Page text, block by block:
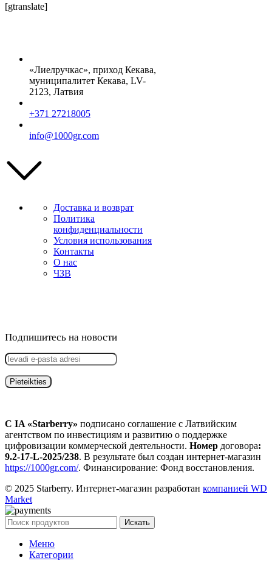
[gtranslate]
«Лиелручкас», приход Кекава,
муниципалитет Кекава, LV-
2123, Латвия
+371 27218005
info@1000gr.com
Доставка и возврат
Политика
конфиденциальности
Условия использования
Контакты
О нас
ЧЗВ
Подпишитесь на новости
С IA «Starberry» подписано соглашение с Латвийским
агентством по инвестициям и развитию о поддержке
цифровизации коммерческой деятельности. Номер договора:
9.2-17-L-2025/238. В результате был создан интернет-магазин
https://1000gr.com/. Финансирование: Фонд восстановления.
© 2025 Starberry. Интернет-магазин разработан компанией WD
Market
Искать
Меню
Категории